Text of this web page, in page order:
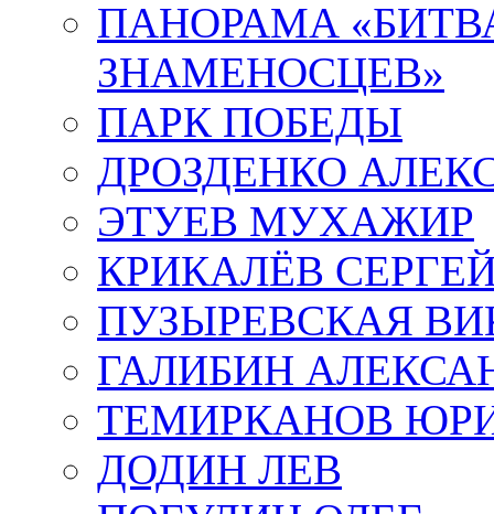
ПАНОРАМА
ЗНАМЕНОСЦЕВ»
ПАРК ПОБЕДЫ
ДРОЗДЕНКО
ЭТУЕВ МУХАЖИР
КРИКАЛЁВ
ПУЗЫРЕВСКАЯ
ГАЛИБИН
ТЕМИРКАНОВ
ДОДИН ЛЕВ